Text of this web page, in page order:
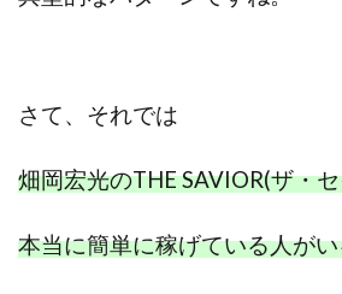
さて、 それでは
畑岡宏光のTHE SAVIOR(ザ・
本当に簡単に稼げている人が